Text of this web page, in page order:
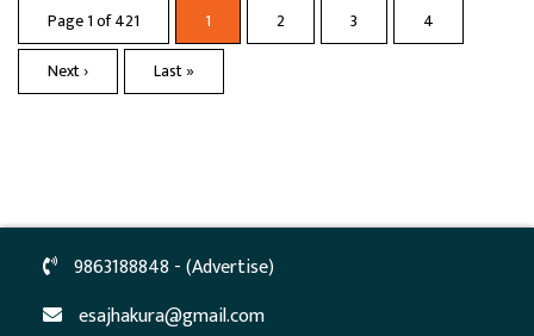
Page 1 of 421 1 2 3
4
Next ›
Last »
9863188848 - (Advertise)
esajhakura@gmail.com